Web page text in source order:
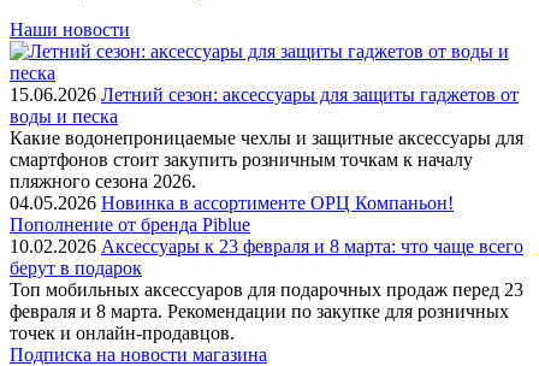
Наши новости
15.06.2026 Летний сезон: аксессуары для защиты гаджетов от
воды и песка
Какие водонепроницаемые чехлы и защитные аксессуары для
смартфонов стоит закупить розничным точкам к началу
пляжного сезона 2026.
04.05.2026 Новинка в ассортименте OРЦ Компаньон!
Пополнение от бренда Piblue
10.02.2026 Аксессуары к 23 февраля и 8 марта: что чаще всего
берут в подарок
Топ мобильных аксессуаров для подарочных продаж перед 23
февраля и 8 марта. Рекомендации по закупке для розничных
точек и онлайн-продавцов.
Подписка на новости магазина